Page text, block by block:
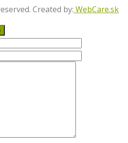
Created by: WebCare.sk